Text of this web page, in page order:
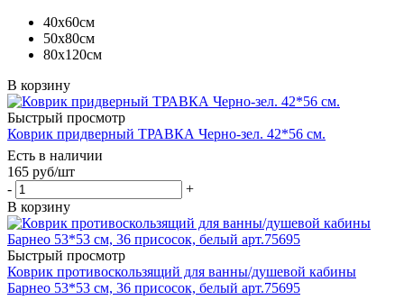
40х60см
50х80см
80х120см
В корзину
Быстрый просмотр
Коврик придверный ТРАВКА Черно-зел. 42*56 см.
Есть в наличии
165 руб/шт
-
+
В корзину
Быстрый просмотр
Коврик противоскользящий для ванны/душевой кабины
Барнео 53*53 см, 36 присосок, белый арт.75695